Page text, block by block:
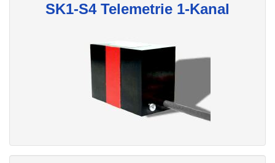
SK1-S4 Telemetrie 1-Kanal